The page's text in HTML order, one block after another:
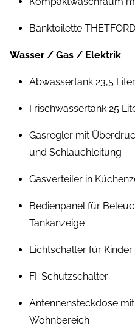
Banktoilette THETFORD
Wasser / Gas / Elektrik
Abwassertank 23,5
Frischwassertank 25
Gasregler mit
und Schlauchleitung
Gasverteiler in
Bedienpanel für
Tankanzeige
Lichtschalter für Kinder
FI-Schutzschalter
Antennensteckdose
Wohnbereich